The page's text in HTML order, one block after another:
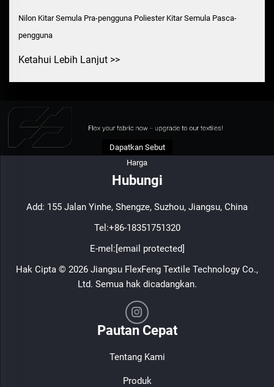
Nilon Kitar Semula Pra-pengguna Poliester Kitar Semula Pasca-
pengguna
Ketahui Lebih Lanjut >>
Dapatkan Sebut
Harga
Hubungi
Add: 155 Jalan Yinhe, Shengze, Suzhou, Jiangsu, China
Tel:+86-18351751320
E-mel: [email protected]
Hak Cipta © 2026 Jiangsu FlexFeng Textile Technology Co.,
Ltd. Semua hak dicadangkan.
Pautan Cepat
Tentang Kami
Produk